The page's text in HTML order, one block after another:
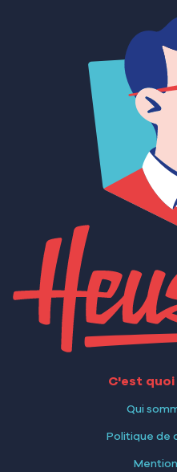
C'est quoi
Qui
Politique de